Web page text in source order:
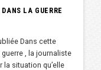
LA GUERRE
Dans cette
, la journaliste
la situation qu’elle